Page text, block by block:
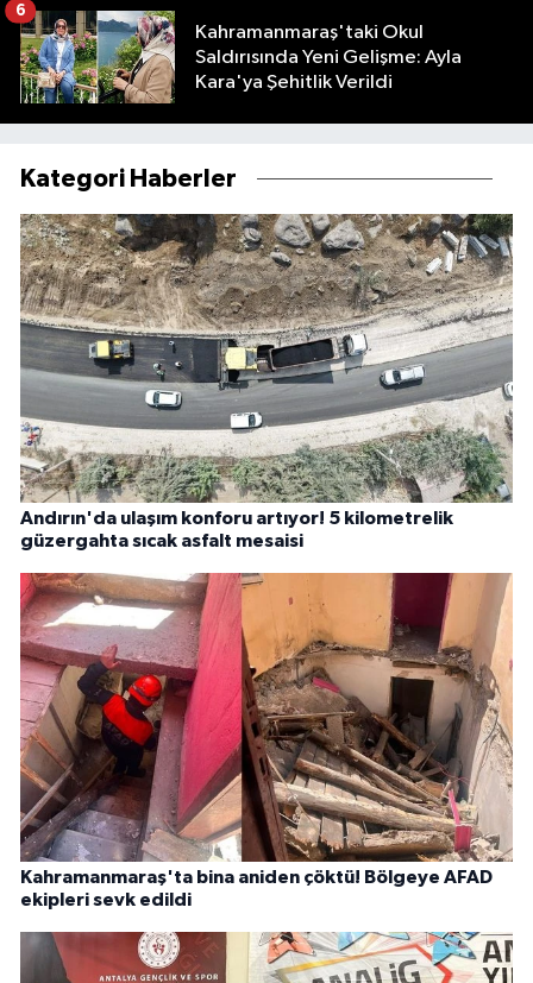
Kahramanmaraş'taki Okul
Saldırısında Yeni Gelişme: Ayla
Kara'ya Şehitlik Verildi
6
Kategori Haberler
Andırın'da ulaşım konforu artıyor! 5 kilometrelik
güzergahta sıcak asfalt mesaisi
Kahramanmaraş'ta bina aniden çöktü! Bölgeye AFAD
ekipleri sevk edildi